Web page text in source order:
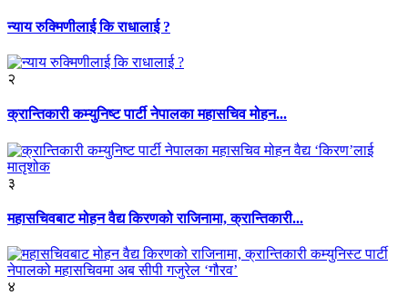
न्याय रुक्मिणीलाई कि राधालाई ?
२
क्रान्तिकारी कम्युनिष्ट पार्टी नेपालका महासचिव मोहन...
३
महासचिवबाट मोहन वैद्य किरणको राजिनामा, क्रान्तिकारी...
४